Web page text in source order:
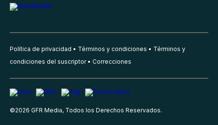
Política de privacidad Términos y condiciones
Términos y
condiciones del suscriptor
Correcciones
©2026 GFR Media, Todos los Derechos Reservados.